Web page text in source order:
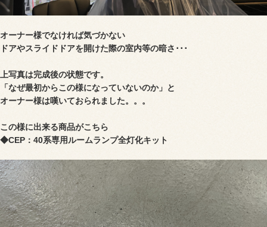
オーナー様でなければ気づかない
ドアやスライドドアを開けた際の室内等の暗さ･･･
上写真は完成後の状態です。
「なぜ最初からこの様になっていないのか」と
オーナー様は嘆いておられました。。。
この様に出来る商品がこちら
◆CEP：40系専用ルームランプ全灯化キット